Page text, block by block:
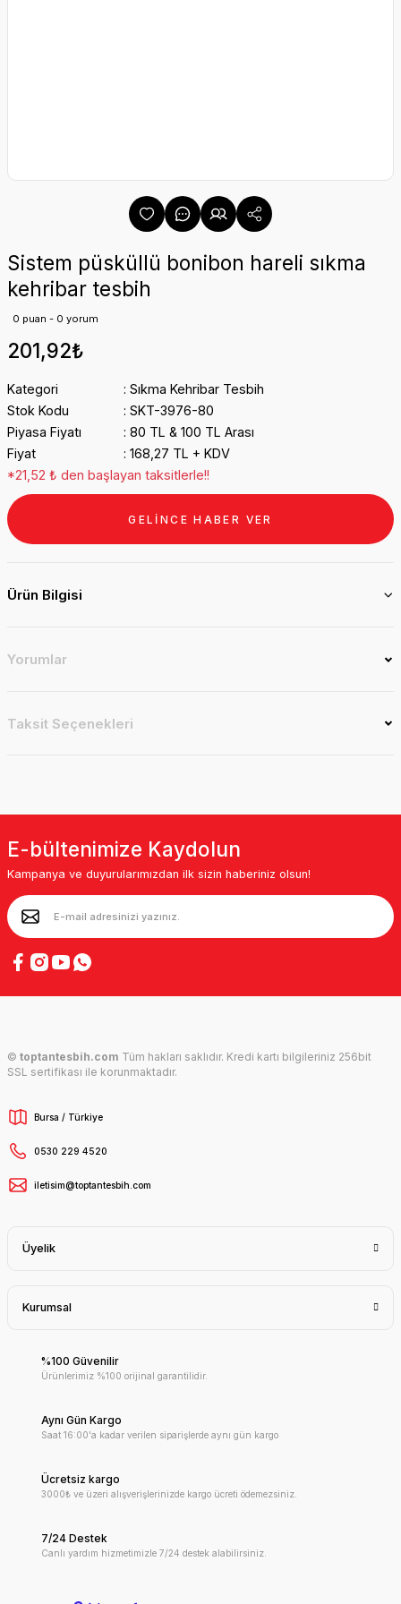
Sistem püsküllü bonibon hareli sıkma
kehribar tesbih
0 puan - 0 yorum
201,92₺
Kategori
Sıkma Kehribar Tesbih
Stok Kodu
SKT-3976-80
Piyasa Fiyatı
80 TL & 100 TL Arası
Fiyat
168,27 TL + KDV
*21,52 ₺ den başlayan taksitlerle!!
GELİNCE HABER VER
Ürün Bilgisi
Yorumlar
Taksit Seçenekleri
E-bültenimize Kaydolun
Kampanya ve duyurularımızdan ilk sizin haberiniz olsun!
© toptantesbih.com Tüm hakları saklıdır. Kredi kartı bilgileriniz 256bit
SSL sertifikası ile korunmaktadır.
Bursa / Türkiye
0530 229 4520
iletisim@toptantesbih.com
Üyelik
Kurumsal
%100 Güvenilir
Ürünlerimiz %100 orijinal garantilidir.
Aynı Gün Kargo
Saat 16:00'a kadar verilen siparişlerde aynı gün kargo
Ücretsiz kargo
3000₺ ve üzeri alışverişlerinizde kargo ücreti ödemezsiniz.
7/24 Destek
Canlı yardım hizmetimizle 7/24 destek alabilirsiniz.